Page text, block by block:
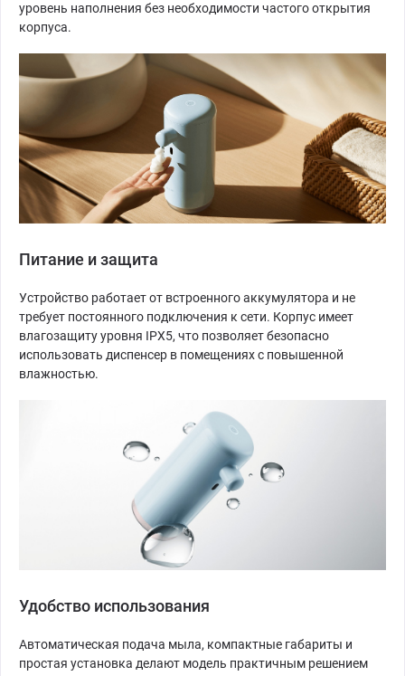
уровень наполнения без необходимости частого открытия
корпуса.
Питание и защита
Устройство работает от встроенного аккумулятора и не
требует постоянного подключения к сети. Корпус имеет
влагозащиту уровня IPX5, что позволяет безопасно
использовать диспенсер в помещениях с повышенной
влажностью.
Удобство использования
Автоматическая подача мыла, компактные габариты и
простая установка делают модель практичным решением